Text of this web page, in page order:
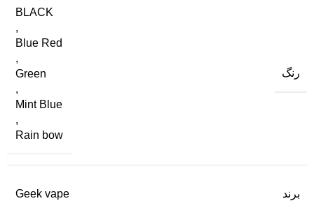
رنگ
BLACK
,
Blue Red
,
Green
,
Mint Blue
,
Rain bow
برند Geek vape